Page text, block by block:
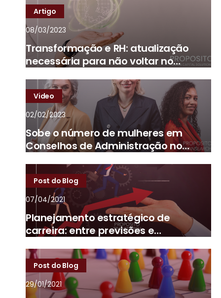
Artigo
08/03/2023
Transformação e RH: atualização
necessária para não voltar no
Video
02/02/2023
Sobe o número de mulheres em
Conselhos de Administração no
Post do Blog
07/04/2021
Planejamento estratégico de
carreira: entre previsões e
Post do Blog
29/01/2021